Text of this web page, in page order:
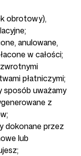
obrotowy),
anulowane,
w całości;
płatniczymi;
sposób uważamy
z
dokonane przez
lub